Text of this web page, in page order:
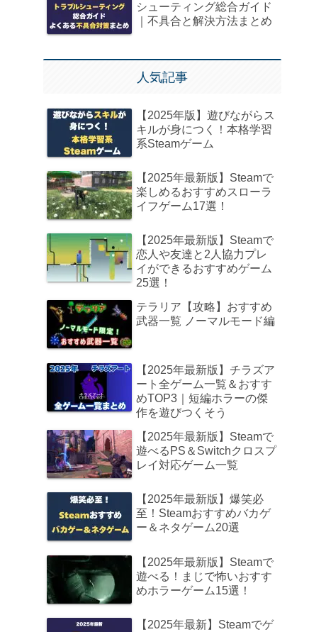
シューティング総合ガイド
｜不具合と解決方法まとめ
人気記事
【2025年版】遊びながらス
キルが身につく！本格学習
系Steamゲーム
【2025年最新版】Steamで
楽しめるおすすめスローラ
イフゲーム17選！
【2025年最新版】Steamで
恋人や友達と2人協力プレ
イができるおすすめゲーム
25選！
テラリア【攻略】おすすめ
武器一覧 ノーマルモード編
【2025年最新版】チラズア
ート全ゲーム一覧＆おすす
めTOP3｜短編ホラーの傑
作を遊びつくそう
【2025年最新版】Steamで
遊べるPS＆Switchクロスプ
レイ対応ゲーム一覧
【2025年最新版】爆笑必
至！Steamおすすめバカゲ
ー＆ネタゲーム20選
【2025年最新版】Steamで
遊べる！まじで怖いおすす
めホラーゲーム15選！
【2025年最新】Steamでゲ